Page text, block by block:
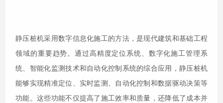
静压桩机采用数字信息化施工的方法，是现代建筑和基础工程
领域的重要趋势。通过高精度定位系统、数字化施工管理系
统、智能化监测技术和自动化控制系统的综合应用，静压桩机
能够实现精准定位、实时监测、自动化控制和数据驱动决策等
功能。这些功能不仅提高了施工效率和质量，还降低了成本并